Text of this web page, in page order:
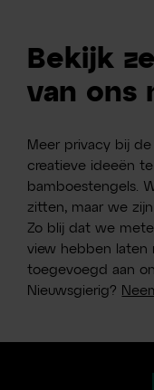
Bekijk
van ons
Meer privacy bij
creatieve ideeën
bamboestengels.
zitten, maar we
Zo blij dat we
view hebben laten
toegevoegd aan
Nieuwsgierig?